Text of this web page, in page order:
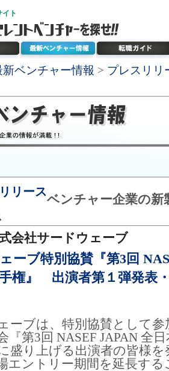
イト
新ベンチャー情報 > プレスリリ
リース
ベンチャー企業の新
会社サードウェーブ
ーブ特別協賛『第3回
権』 出演者第１弾発表
ーブは、特別協賛として
『第3回 NASEF JAPAN 全
盛り上げる出演者の皆様
エントリー期間を延長す